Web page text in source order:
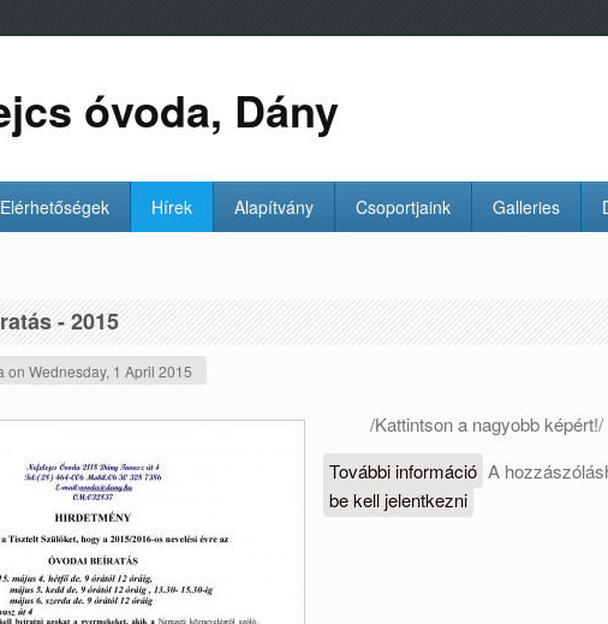
óvoda, Dány
Elérhetőségek Hírek Alapítvány Csoportjaink Galleries
- 2015
on Wednesday, 1 April 2015
/Kattintson a nagyobb képért!/
További információ Óvodai beíratás
A
be kell jelentkezni